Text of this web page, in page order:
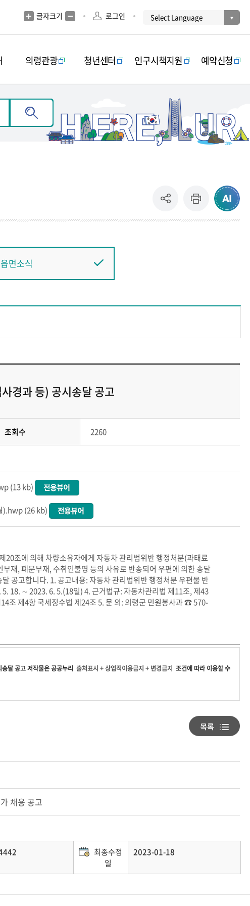
글자크기 로그인
의령관광 청년센터 인구시책지원 예약신청
읍면소식
경과 등) 공시송달 공고
조회수 2260
(13 kb)
).hwp (26 kb)
20조에 의해 차량소유자에게 자동차 관리법위반 행정처분(과태료
재, 폐문부재, 수취인불명 등의 사유로 반송되어 우편에 의한 송달
공고합니다. 1. 공고내용: 자동차 관리법위반 행정처분 우편물 반
18. ∼ 2023. 6. 5.(18일) 4. 근거법규: 자동차관리법 제11조, 제43
조 제4항 국세징수법 제24조 5. 문 의: 의령군 민원봉사과 ☎ 570-
송달 공고저작물은 공공누리 출처표시 + 상업적이용금지 + 변경금지 조건에 따라 이용할 수
채용 공고
최종수정
일
2023-01-18